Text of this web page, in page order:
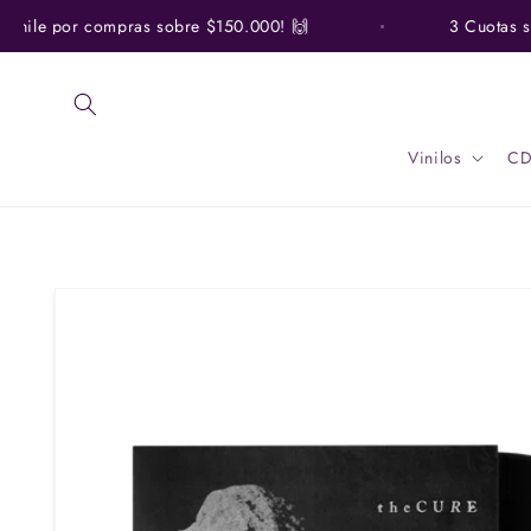
directamente
al contenido
por compras sobre $150.000! 🙌 3 Cuotas
Vinilos